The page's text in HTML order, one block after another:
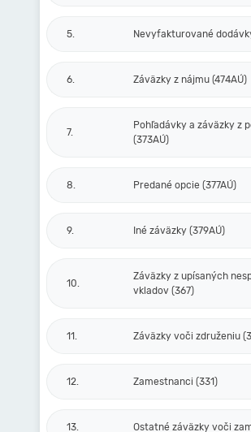
5. Nevyfakturované
6. Záväzky z nájmu (474AÚ)
7.
Pohľadávky a záväzky z
(373AÚ)
8. Predané opcie (377AÚ)
9. Iné záväzky (379AÚ)
10.
Záväzky z upísaných
vkladov (367)
11. Záväzky voči združeniu
12. Zamestnanci (331)
13. Ostatné záväzky voči